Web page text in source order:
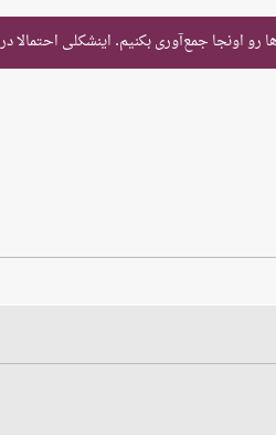
اونجا جمع‌آوری بکنیم. اینشکلی